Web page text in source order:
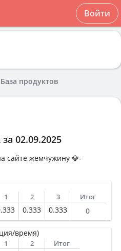
Войти
База продуктов
02.09.2025
сайте жемчужину 💎-
1 2 3 Итог
0.333 0.333 0
время)
1 2 Итог